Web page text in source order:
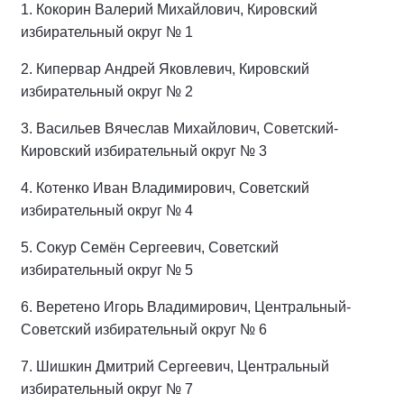
1. Кокорин Валерий Михайлович, Кировский
избирательный округ № 1
2. Кипервар Андрей Яковлевич, Кировский
избирательный округ № 2
3. Васильев Вячеслав Михайлович, Советский-
Кировский избирательный округ № 3
4. Котенко Иван Владимирович, Советский
избирательный округ № 4
5. Сокур Семён Сергеевич, Советский
избирательный округ № 5
6. Веретено Игорь Владимирович, Центральный-
Советский избирательный округ № 6
7. Шишкин Дмитрий Сергеевич, Центральный
избирательный округ № 7